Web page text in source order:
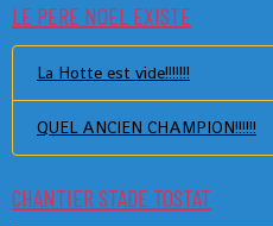
LE PERE NOEL EXISTE
La Hotte est vide!!!!!!!
QUEL ANCIEN CHAMPION!!!!!!
CHANTIER STADE TOSTAT